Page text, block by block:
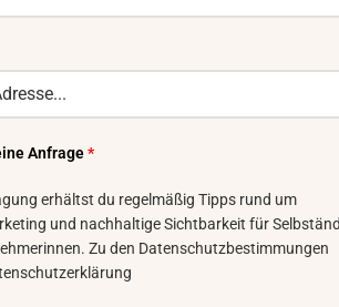
Anfrage*
erhältst du regelmäßig Tipps rund um
und nachhaltige Sichtbarkeit für
Zu den Datenschutzbestimmungen